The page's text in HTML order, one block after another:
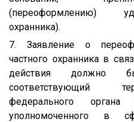
(переоформлению)
охранника).
7. Заявление о
частного охранника в
действия должно
соответствующий
федерального органа
уполномоченного в